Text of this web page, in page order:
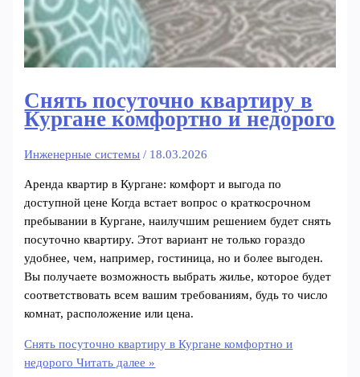
Снять посуточно квартиру в
Кургане комфортно и недорого
Инженерные системы / 18.03.2026
Аренда квартир в Кургане: комфорт и выгода по
доступной цене Когда встает вопрос о краткосрочном
пребывании в Кургане, наилучшим решением будет снять
посуточно квартиру. Этот вариант не только гораздо
удобнее, чем, например, гостиница, но и более выгоден.
Вы получаете возможность выбрать жилье, которое будет
соответствовать всем вашим требованиям, будь то число
комнат, расположение или цена.
Снять посуточно квартиру в Кургане комфортно и
недорого Читать далее »